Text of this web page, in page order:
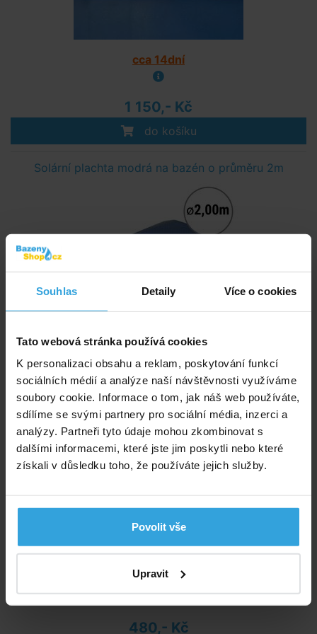
Souhlas Detaily Více o cookies
Tato webová stránka používá cookies
K personalizaci obsahu a reklam, poskytování funkcí
sociálních médií a analýze naší návštěvnosti využíváme
soubory cookie. Informace o tom, jak náš web používáte,
sdílíme se svými partnery pro sociální média, inzerci a
analýzy. Partneři tyto údaje mohou zkombinovat s
dalšími informacemi, které jste jim poskytli nebo které
získali v důsledku toho, že používáte jejich služby.
Povolit vše
Upravit
cca 14dní
1 150,- Kč
do košíku
Solární plachta modrá na bazén o průměru 2m
zítra u vás
263,- Kč
do košíku
Krycí plachta na bazén průměru 2m
Skladem 1 ks
zítra u vás
480,- Kč